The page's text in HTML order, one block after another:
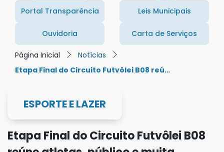
Portal Transparência Leis Municipais
Ouvidoria Carta de Serviços
Página Inicial
Notícias
Etapa Final do Circuito Futvôlei B08 reú…
ESPORTE E LAZER
Etapa Final do Circuito Futvôlei B08